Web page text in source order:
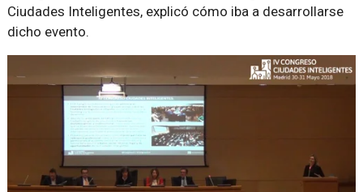
Ciudades Inteligentes, explicó cómo iba a desarrollarse
dicho evento.